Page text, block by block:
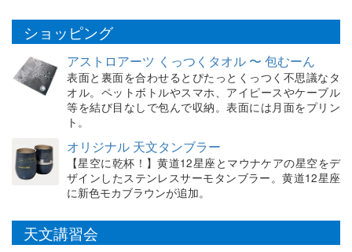
ショッピング
アストロアーツ くっつくタオル 〜 包むーん
表面と裏面を合わせるとぴたっとくっつく不思議なタ
オル。ペットボトルやスマホ、アイピースやケーブル
等を結び目なしで包んで収納。表面には月面をプリン
ト。
オリジナル 天文タンブラー
【星空に乾杯！】黄道12星座とマウナケアの星空をデ
ザインしたステンレスサーモタンブラー。黄道12星座
に新色モカブラウンが追加。
天文講習会